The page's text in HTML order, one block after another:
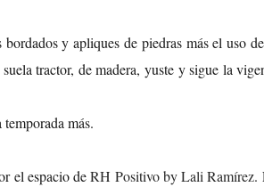
y apliques de piedras más el uso
tractor, de madera, yuste y sigue la
más.
el espacio deRH Positivo by Lali Ramírez.